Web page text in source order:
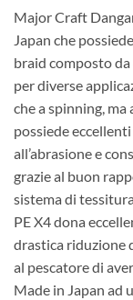
Major Craft
Japan che
braid composto
per diverse
che a spinning, ma
possiede
all’abrasione e
grazie al buon
sistema di
PE X4 dona
drastica riduzione
al pescatore di
Made in Japan ad